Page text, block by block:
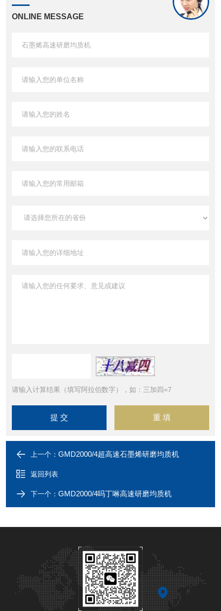
ONLINE MESSAGE
请输入计算结果（填写阿拉伯数字），如：三加四=7
上一个： GMD2000/4超高速石墨烯研磨均质机
返回列表
下一个： GMD2000/4吗丁啉高速研磨均质机